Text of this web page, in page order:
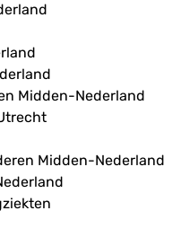
Midden-Nederland
Midden-Nederland